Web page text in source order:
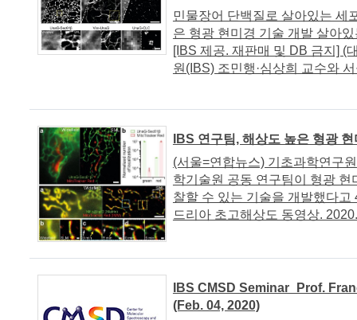
민물장어 단백질로 살아있는 세
은 형광 현미경 기술 개발 살아
[IBS 제공. 재판매 및 DB 금지] (
원(IBS) 조민행·심상희 교수와
IBS 연구팀, 해상도 높은 형광
(서울=연합뉴스) 기초과학연구
학기술원 공동 연구팀이 형광
찰할 수 있는 기술을 개발했다
드리아 초고해상도 동영상.
IBS CMSD Seminar_Prof.
(Feb. 04, 2020)